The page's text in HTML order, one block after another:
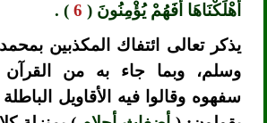
أَهْلَكْنَاهَا أَفَهُمْ يُؤْمِنُونَ (6
) .
يذكر تعالى ائتفاك المكذبين
وسلم، وبما جاء به من القرآن
سفهوه وقالوا فيه الأقاويل الباطلة